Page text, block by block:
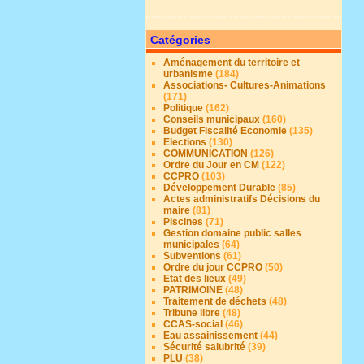
Catégories
Aménagement du territoire et
urbanisme (184)
Associations- Cultures-Animations
(171)
Politique (162)
Conseils municipaux (160)
Budget Fiscalité Economie (135)
Elections (130)
COMMUNICATION (126)
Ordre du Jour en CM (122)
CCPRO (103)
Développement Durable (85)
Actes administratifs Décisions du
maire (81)
Piscines (71)
Gestion domaine public salles
municipales (64)
Subventions (61)
Ordre du jour CCPRO (50)
Etat des lieux (49)
PATRIMOINE (48)
Traitement de déchets (48)
Tribune libre (48)
CCAS-social (46)
Eau assainissement (44)
Sécurité salubrité (39)
PLU (38)